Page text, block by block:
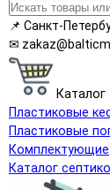
📌 Санкт-
✉
Каталог
Пластиковые
Пластиковые
Комплектующие
Каталог